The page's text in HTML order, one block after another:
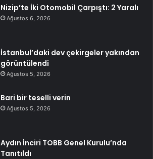
Nizip’te İki Otomobil Çarpıştı: 2 Yaralı
Ağustos 6, 2026
İstanbul’daki dev çekirgeler yakından
görüntülendi
Ağustos 5, 2026
Bari bir teselli verin
Ağustos 5, 2026
Aydın İnciri TOBB Genel Kurulu’nda
Tanıtıldı